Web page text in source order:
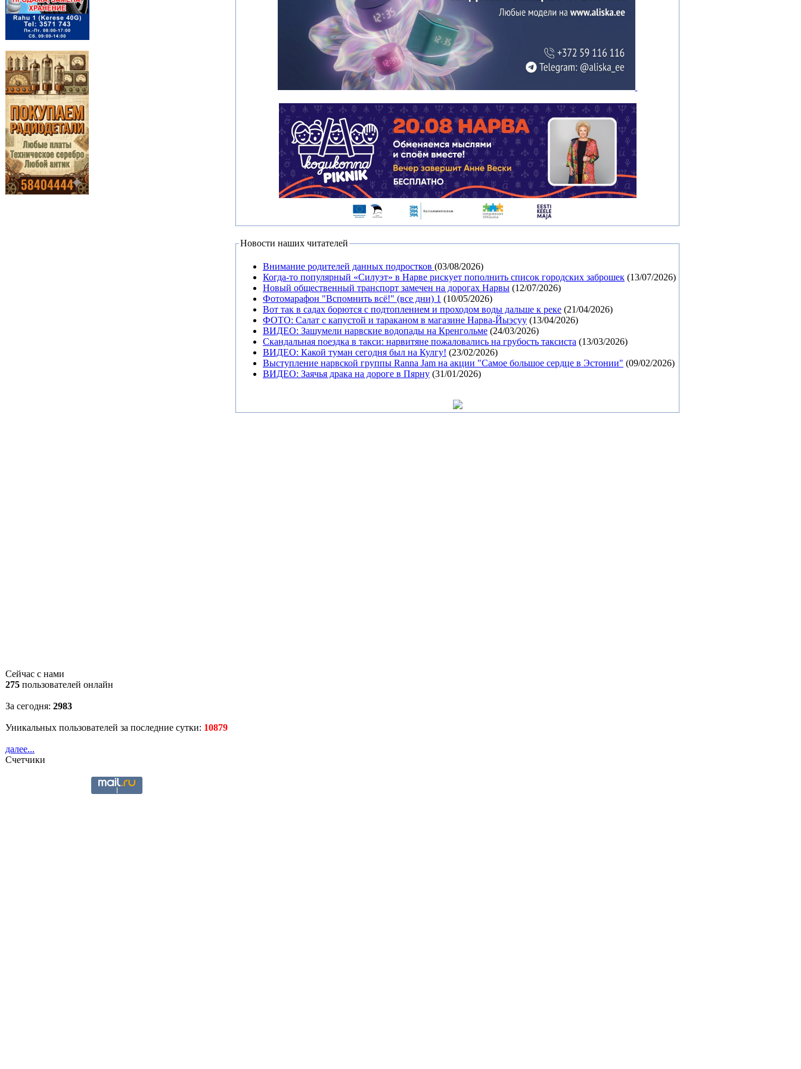
Сейчас с нами
275 пользователей онлайн
За сегодня: 2983
Уникальных пользователей за последние сутки: 10879
далее...
Счетчики
Новости наших читателей
Внимание родителей данных подростков (03/08/2026)
Когда-то популярный «Силуэт» в Нарве рискует пополнить список городских заброшек (13/07/2026)
Новый общественный транспорт замечен на дорогах Нарвы (12/07/2026)
Фотомарафон "Вспомнить всё!" (все дни) 1 (10/05/2026)
Вот так в садах борются с подтоплением и проходом воды дальше к реке (21/04/2026)
ФОТО: Салат с капустой и тараканом в магазине Нарва-Йыэсуу (13/04/2026)
ВИДЕО: Зашумели нарвские водопады на Кренгольме (24/03/2026)
Скандальная поездка в такси: нарвитяне пожаловались на грубость таксиста (13/03/2026)
ВИДЕО: Какой туман сегодня был на Кулгу! (23/02/2026)
Выступление нарвской группы Ranna Jam на акции "Самое большое сердце в Эстонии" (09/02/2026)
ВИДЕО: Заячья драка на дороге в Пярну (31/01/2026)